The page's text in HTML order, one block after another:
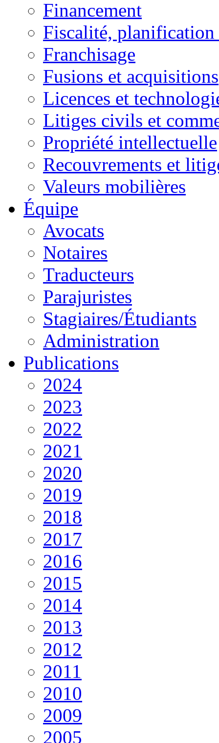
Financement
Fiscalité, planification
Franchisage
Fusions et acquisitions
Licences et
Litiges civils et
Propriété intellectuelle
Recouvrements et
Valeurs mobilières
Équipe
Avocats
Notaires
Traducteurs
Parajuristes
Stagiaires/Étudiants
Administration
Publications
2024
2023
2022
2021
2020
2019
2018
2017
2016
2015
2014
2013
2012
2011
2010
2009
2005